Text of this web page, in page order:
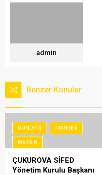
admin
Benzer Konular
GÜNDEM MANŞET
MERSIN
ÇUKUROVA SİFED
Yönetim Kurulu Başkanı